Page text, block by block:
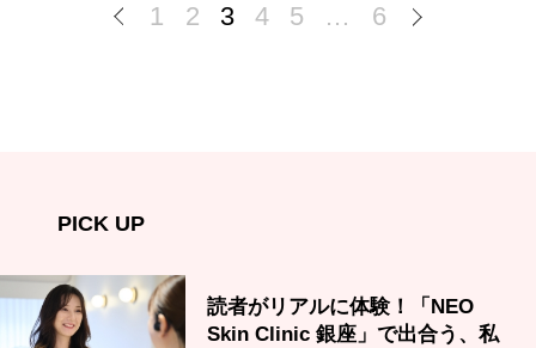
1 2 3 4 5 … 6
PICK UP
読者がリアルに体験！「NEO
Skin Clinic 銀座」で出合う、私